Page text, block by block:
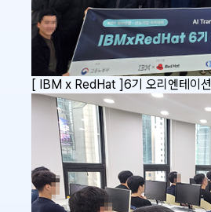
[ IBM x RedHat ]6기 오리엔테이션